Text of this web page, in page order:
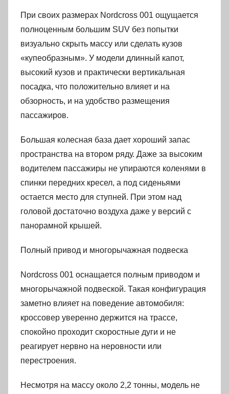
При своих размерах Nordcross 001 ощущается
полноценным большим SUV без попытки
визуально скрыть массу или сделать кузов
«купеобразным». У модели длинный капот,
высокий кузов и практически вертикальная
посадка, что положительно влияет и на
обзорность, и на удобство размещения
пассажиров.
Большая колесная база дает хороший запас
пространства на втором ряду. Даже за высоким
водителем пассажиры не упираются коленями в
спинки передних кресел, а под сиденьями
остается место для ступней. При этом над
головой достаточно воздуха даже у версий с
панорамной крышей.
Полный привод и многорычажная подвеска
Nordcross 001 оснащается полным приводом и
многорычажной подвеской. Такая конфигурация
заметно влияет на поведение автомобиля:
кроссовер уверенно держится на трассе,
спокойно проходит скоростные дуги и не
реагирует нервно на неровности или
перестроения.
Несмотря на массу около 2,2 тонны, модель не